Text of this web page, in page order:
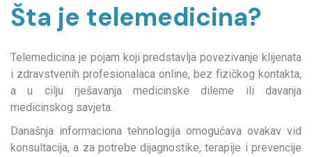
Šta je telemedicina?
Telemedicina je pojam koji predstavlja povezivanje klijenata
i zdravstvenih profesionalaca online, bez fizičkog kontakta,
a u cilju rješavanja medicinske dileme ili davanja
medicinskog savjeta.
Današnja informaciona tehnologija omogućava ovakav vid
konsultacija, a za potrebe dijagnostike, terapije i prevencije